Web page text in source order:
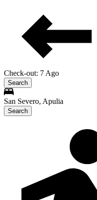
Check-out: 7 Ago
Search
San Severo, Apulia
Search